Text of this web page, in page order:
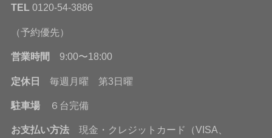
TEL 0120-54-3886
（予約優先）
営業時間 9:00〜18:00
定休日 毎週月曜 第3日曜
駐車場 ６台完備
お支払い方法現金・クレジットカード（VISA、